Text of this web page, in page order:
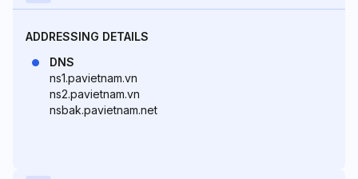
ADDRESSING DETAILS
DNS
ns1.pavietnam.vn
ns2.pavietnam.vn
nsbak.pavietnam.net